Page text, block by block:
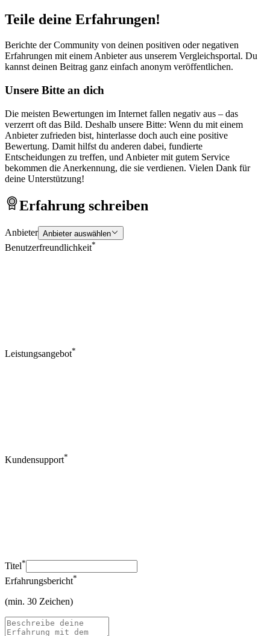
Teile deine Erfahrungen!
Berichte der Community von deinen positiven oder negativen
Erfahrungen mit einem Anbieter aus unserem Vergleichsportal. Du
kannst deinen Beitrag ganz einfach anonym veröffentlichen.
Unsere Bitte an dich
Die meisten Bewertungen im Internet fallen negativ aus – das
verzerrt oft das Bild. Deshalb unsere Bitte: Wenn du mit einem
Anbieter zufrieden bist, hinterlasse doch auch eine positive
Bewertung. Damit hilfst du anderen dabei, fundierte
Entscheidungen zu treffen, und Anbieter mit gutem Service
bekommen die Anerkennung, die sie verdienen. Vielen Dank für
deine Unterstützung!
Erfahrung schreiben
Anbieter Anbieter auswählen
Benutzerfreundlichkeit*
Leistungsangebot*
Kundensupport*
Titel*
Erfahrungsbericht*
(min. 30 Zeichen)